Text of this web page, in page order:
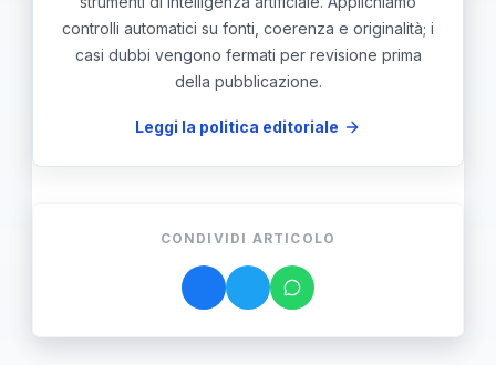
controlli automatici su fonti, coerenza e originalità; i
casi dubbi vengono fermati per revisione prima
della pubblicazione.
Leggi la politica editoriale
CONDIVIDI ARTICOLO